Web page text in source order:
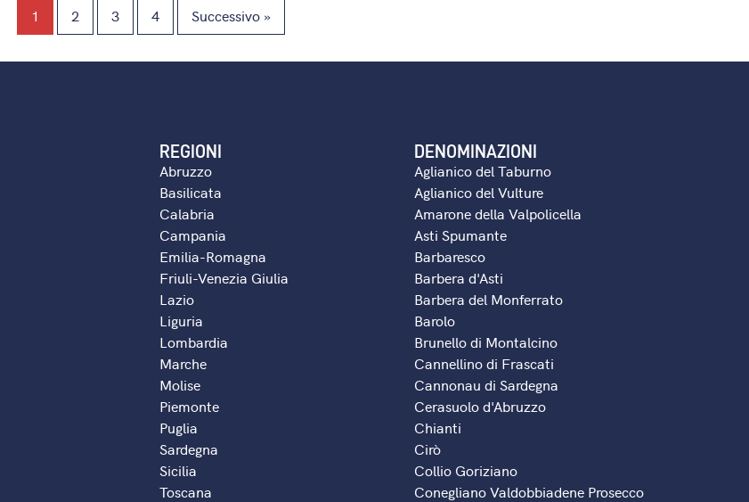
1 2 3 4 Successivo »
REGIONI
Abruzzo
Basilicata
Calabria
Campania
Emilia-Romagna
Friuli-Venezia Giulia
Lazio
Liguria
Lombardia
Marche
Molise
Piemonte
Puglia
Sardegna
Sicilia
Toscana
DENOMINAZIONI
Aglianico del Taburno
Aglianico del Vulture
Amarone della Valpolicella
Asti Spumante
Barbaresco
Barbera d'Asti
Barbera del Monferrato
Barolo
Brunello di Montalcino
Cannellino di Frascati
Cannonau di Sardegna
Cerasuolo d'Abruzzo
Chianti
Cirò
Collio Goriziano
Conegliano Valdobbiadene Prosecco